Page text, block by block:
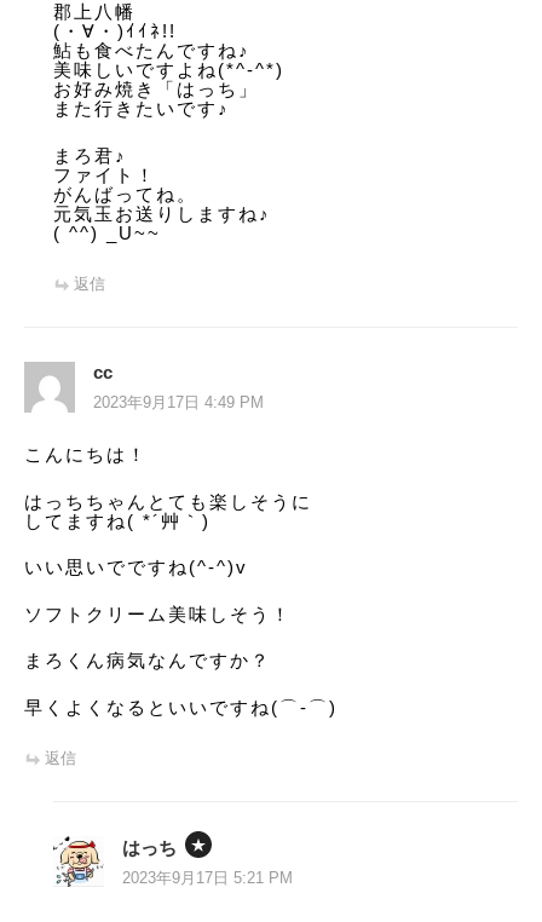
郡上八幡
(・∀・)ｲｲﾈ!!
鮎も食べたんですね♪
美味しいですよね(*^-^*)
お好み焼き「はっち」
また行きたいです♪
まろ君♪
ファイト！
がんばってね。
元気玉お送りしますね♪
( ^^) _U~~
返信
cc
2023年9月17日 4:49 PM
こんにちは！
はっちちゃんとても楽しそうに
してますね( *´艸｀)
いい思いでですね(^-^)v
ソフトクリーム美味しそう！
まろくん病気なんですか？
早くよくなるといいですね(⌒‐⌒)
返信
はっち
2023年9月17日 5:21 PM